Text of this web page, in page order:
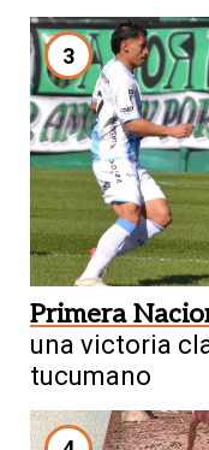
3
Primera
una victoria
tucumano